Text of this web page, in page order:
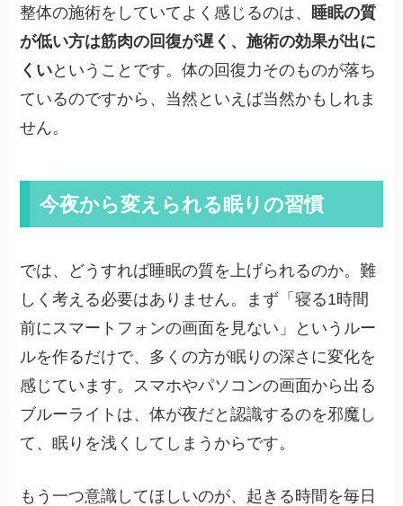
整体の施術をしていてよく感じるのは、 睡眠の質
が低い方は筋肉の回復が遅く、施術の効果が出に
くいということです。体の回復力そのものが落ち
ているのですから、当然といえば当然かもしれま
せん。
今夜から変えられる眠りの習慣
では、どうすれば睡眠の質を上げられるのか。難
しく考える必要はありません。まず「寝る1時間
前にスマートフォンの画面を見ない」というルー
ルを作るだけで、多くの方が眠りの深さに変化を
感じています。スマホやパソコンの画面から出る
ブルーライトは、体が夜だと認識するのを邪魔し
て、眠りを浅くしてしまうからです。
もう一つ意識してほしいのが、起きる時間を毎日